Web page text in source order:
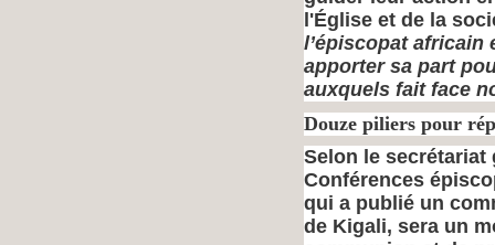
l'Église et de la
l’épiscopat africain
apporter sa part
auxquels fait face
Douze piliers pour
Selon le secrétariat
Conférences
qui a publié un
de Kigali, sera un